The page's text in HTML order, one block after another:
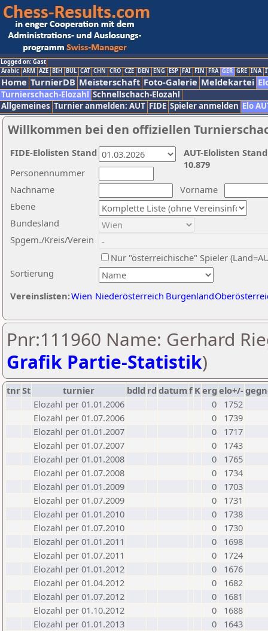
Logged on: Gast
Arabic ARM AZE BIH BUL CAT CHN CRO CZE DEN ENG ESP FAI FIN FRA GER GRE INA
Home TurnierDB Meisterschaft Foto-Galerie Meldekartei
Turnierschach-Elozahl Schnellschach-Elozahl
Allgemeines Turnier anmelden: AUT FIDE Spieler anmelden Elo
Willkommen bei den offiziellen
Nachname
Vorname
Ebene
Sortierung
Personennummer
Bundesland
Spgem./Kreis/Verein
Nur "österreichische" Spieler
Vereinslisten:Wien Niederösterreich Burgenland
AUT-Elolisten
10.879
FIDE-Elolisten Stand
Pnr:111960 Name: Gerhard
Grafik Partie-Statistik)
tnrSt turnier bdld rd datumf Kerg elo+/-
Elozahl per 01.01.2006
0
1752
Elozahl per 01.07.2006
0
1739
Elozahl per 01.01.2007
0
1717
Elozahl per 01.07.2007
0
1743
Elozahl per 01.01.2008
0
1765
Elozahl per 01.07.2008
0
1734
Elozahl per 01.01.2009
0
1703
Elozahl per 01.07.2009
0
1731
Elozahl per 01.01.2010
0
1738
Elozahl per 01.07.2010
0
1730
Elozahl per 01.01.2011
0
1698
Elozahl per 01.07.2011
0
1724
Elozahl per 01.01.2012
0
1676
Elozahl per 01.04.2012
0
1682
Elozahl per 01.07.2012
0
1681
Elozahl per 01.10.2012
0
1688
Elozahl per 01.01.2013
0
1643